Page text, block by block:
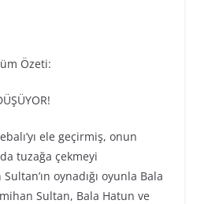
Özeti:
ele geçirmiş, onun
tuzağa çekmeyi
oynadığı oyunla Bala
Sultan, Bala Hatun ve